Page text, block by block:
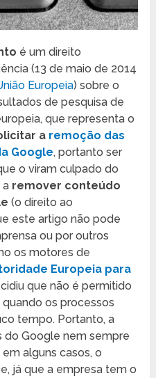
é um direito
(13 de maio de 2014
Europeia) sobre o
de pesquisa de
que representa o
a remoção das
Google, portanto ser
o viram culpado do
a remover conteúdo
(o direito ao
este artigo não pode
ou por outros
os motores de
Europeia para
que não é permitido
os processos
tempo. Portanto, a
Google nem sempre
alguns casos, o
já que a empresa tem o